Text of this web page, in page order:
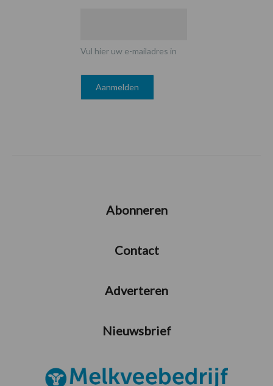
Vul hier uw e-mailadres in
Abonneren
Contact
Adverteren
Nieuwsbrief